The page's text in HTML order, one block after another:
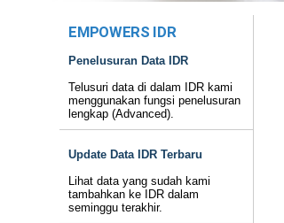
EMPOWERS IDR
Penelusuran Data IDR
Telusuri data di dalam IDR kami
menggunakan fungsi penelusuran
lengkap (Advanced).
Update Data IDR Terbaru
Lihat data yang sudah kami
tambahkan ke IDR dalam
seminggu terakhir.